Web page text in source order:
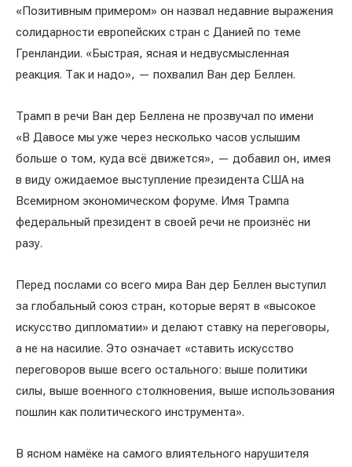
«Позитивным примером» он назвал недавние выражения
солидарности европейских стран с Данией по теме
Гренландии. «Быстрая, ясная и недвусмысленная
реакция. Так и надо», — похвалил Ван дер Беллен.
Трамп в речи Ван дер Беллена не прозвучал по имени
«В Давосе мы уже через несколько часов услышим
больше о том, куда всё движется», — добавил он, имея
в виду ожидаемое выступление президента США на
Всемирном экономическом форуме. Имя Трампа
федеральный президент в своей речи не произнёс ни
разу.
Перед послами со всего мира Ван дер Беллен выступил
за глобальный союз стран, которые верят в «высокое
искусство дипломатии» и делают ставку на переговоры,
а не на насилие. Это означает «ставить искусство
переговоров выше всего остального: выше политики
силы, выше военного столкновения, выше использования
пошлин как политического инструмента».
В ясном намёке на самого влиятельного нарушителя